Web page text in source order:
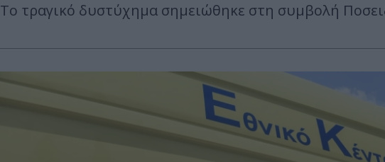
Το τραγικό δυστύχημα σημειώθηκε στη συμβολή